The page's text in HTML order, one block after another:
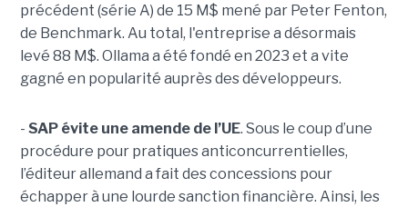
précédent (série A) de 15 M$ mené par Peter Fenton,
de Benchmark. Au total, l'entreprise a désormais
levé 88 M$. Ollama a été fondé en 2023 et a vite
gagné en popularité auprès des développeurs.
- SAP évite une amende de l’UE. Sous le coup d’une
procédure pour pratiques anticoncurrentielles,
l’éditeur allemand a fait des concessions pour
échapper à une lourde sanction financière. Ainsi, les